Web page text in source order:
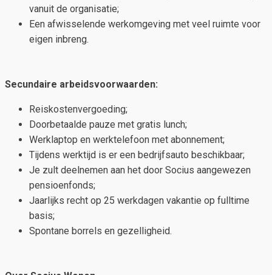
vanuit de organisatie;
Een afwisselende werkomgeving met veel ruimte voor
eigen inbreng.
Secundaire arbeidsvoorwaarden:
Reiskostenvergoeding;
Doorbetaalde pauze met gratis lunch;
Werklaptop en werktelefoon met abonnement;
Tijdens werktijd is er een bedrijfsauto beschikbaar;
Je zult deelnemen aan het door Socius aangewezen
pensioenfonds;
Jaarlijks recht op 25 werkdagen vakantie op fulltime
basis;
Spontane borrels en gezelligheid.